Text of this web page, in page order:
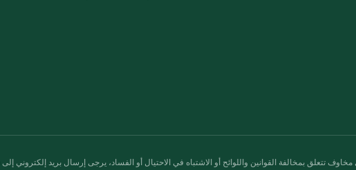
تتعلق بمخالفة القوانين واللوائح أو الاشتباه في الاحتيال أو الفساد، يرجى إرسال بريد إلكتروني إلى